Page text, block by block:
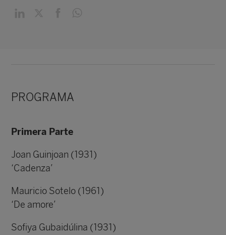
PROGRAMA
Primera Parte
Joan Guinjoan (1931)
‘Cadenza’
Mauricio Sotelo (1961)
‘De amore’
Sofiya Gubaidúlina (1931)